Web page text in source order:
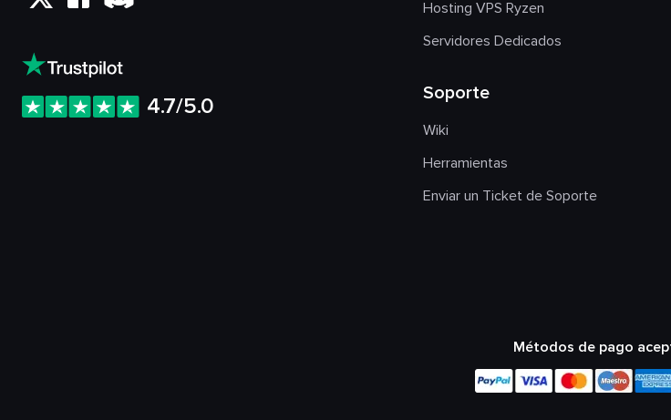
4.7/5.0
Hosting VPS Ryzen
Servidores Dedicados
Soporte
Wiki
Herramientas
Enviar un Ticket de Soporte
Métodos de pago